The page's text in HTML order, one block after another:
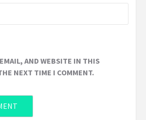
AND WEBSITE IN THIS
NEXT TIME I COMMENT.